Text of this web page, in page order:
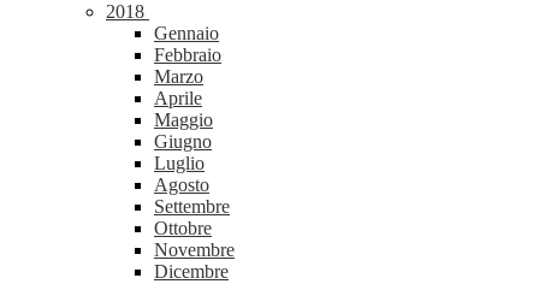
2018
Gennaio
Febbraio
Marzo
Aprile
Maggio
Giugno
Luglio
Agosto
Settembre
Ottobre
Novembre
Dicembre